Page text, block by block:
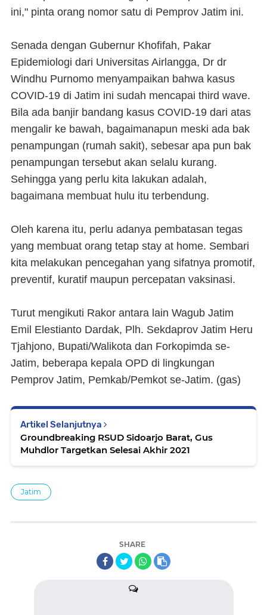
ini," pinta orang nomor satu di Pemprov Jatim ini.
Senada dengan Gubernur Khofifah, Pakar
Epidemiologi dari Universitas Airlangga, Dr dr
Windhu Purnomo menyampaikan bahwa kasus
COVID-19 di Jatim ini sudah mencapai third wave.
Bila ada banjir bandang kasus COVID-19 dari atas
mengalir ke bawah, bagaimanapun meski ada bak
penampungan (rumah sakit), sebesar apa pun bak
penampungan tersebut akan selalu kurang.
Sehingga yang perlu kita lakukan adalah,
bagaimana membuat hulu itu terbendung.
Oleh karena itu, perlu adanya pembatasan tegas
yang membuat orang tetap stay at home. Sembari
kita melakukan pencegahan yang sifatnya promotif,
preventif, kuratif maupun percepatan vaksinasi.
Turut mengikuti Rakor antara lain Wagub Jatim
Emil Elestianto Dardak, Plh. Sekdaprov Jatim Heru
Tjahjono, Bupati/Walikota dan Forkopimda se-
Jatim, beberapa kepala OPD di lingkungan
Pemprov Jatim, Pemkab/Pemkot se-Jatim. (gas)
Artikel Selanjutnya
Groundbreaking RSUD Sidoarjo Barat, Gus
Muhdlor Targetkan Selesai Akhir 2021
Jatim
SHARE